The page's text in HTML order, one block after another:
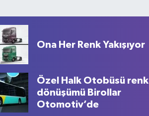
Ona Her Renk Yakışıyor
Özel Halk Otobüsü renk
dönüşümü Birollar
Otomotiv’de